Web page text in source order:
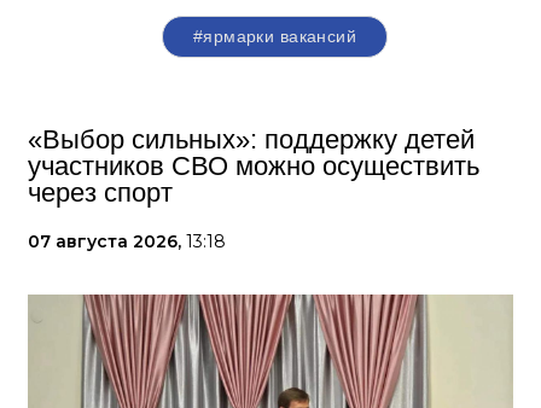
#ярмарки вакансий
«Выбор сильных»: поддержку детей
участников СВО можно осуществить
через спорт
07 августа 2026, 13:18